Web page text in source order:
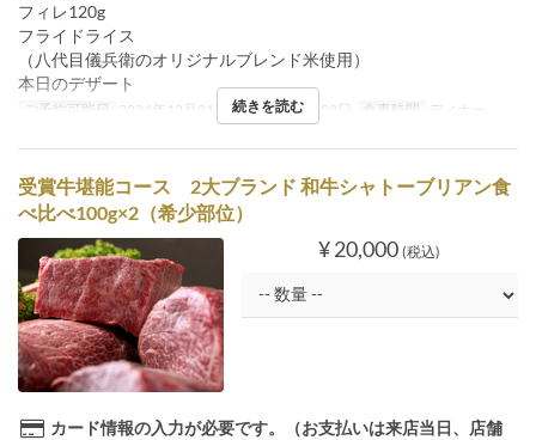
フィレ120g
フライドライス
（八代目儀兵衛のオリジナルブレンド米使用）
本日のデザート
ご予約可能日 2024年12月21日 ~ 2024年12月22日 食事時間 ディナー
続きを読む
受賞牛堪能コース 2大ブランド 和牛シャトーブリアン食
べ比べ100g×2（希少部位）
¥ 20,000 (税込)
カード情報の入力が必要です。（お支払いは来店当日、店舗